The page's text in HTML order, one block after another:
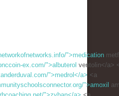
">medication
ex.com/">albuterol ventolin</a>
">medrol</a> <a
">amoxil